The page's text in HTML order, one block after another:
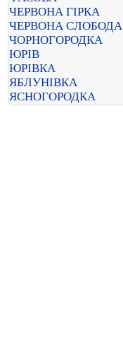
ЧЕРВОНА ГІРКА
ЧЕРВОНА СЛОБОДА
ЧОРНОГОРОДКА
ЮРІВ
ЮРІВКА
ЯБЛУНІВКА
ЯСНОГОРОДКА